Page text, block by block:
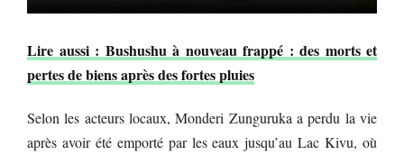
Lire aussi : Bushushu à nouveau frappé : des morts et
pertes de biens après des fortes pluies
Selon les acteurs locaux, Monderi Zunguruka a perdu la vie
après avoir été emporté par les eaux jusqu’au Lac Kivu, où